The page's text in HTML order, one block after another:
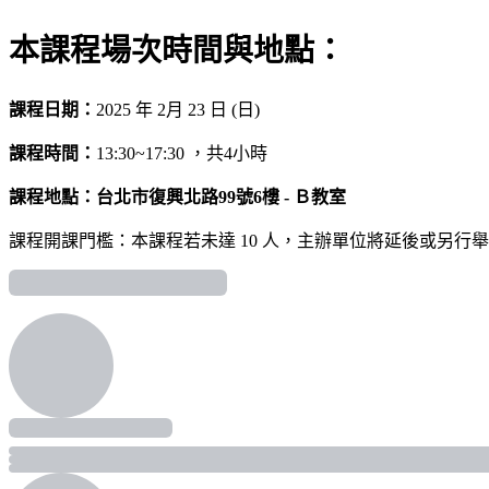
本課程場次時間與地點：
課程日期： 2025 年 2月 23 日 (日)
課程時間： 13:30~17:30 ，共4小時
課程地點： 台北市復興北路99號6樓 - Ｂ教室
課程開課門檻：本課程若未達 10 人，主辦單位將延後或另行